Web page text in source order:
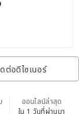
ต่อดีไซเนอร์
ออนไลน์ล่าสุด
ใน 1 วันที่ผ่านมา